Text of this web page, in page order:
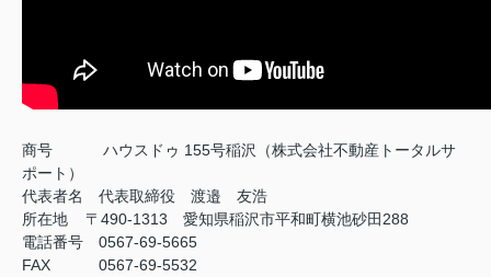
商号
ハウスドゥ 155号稲沢（株式会社不動産トータルサ
ポート）
代表者名 代表取締役 渡邉 友浩
所在地 〒490-1313 愛知県稲沢市平和町横池砂田288
電話番号 0567-69-5665
FAX
0567-69-5532